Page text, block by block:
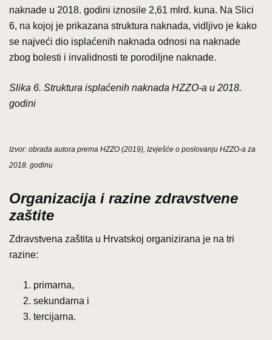
naknade u 2018. godini iznosile 2,61 mlrd. kuna. Na Slici
6, na kojoj je prikazana struktura naknada, vidljivo je kako
se najveći dio isplaćenih naknada odnosi na naknade
zbog bolesti i invalidnosti te porodiljne naknade.
Slika 6. Struktura isplaćenih naknada HZZO-a u 2018.
godini
Izvor: obrada autora prema HZZO (2019), Izvješće o poslovanju HZZO-a za
2018. godinu
Organizacija i razine zdravstvene
zaštite
Zdravstvena zaštita u Hrvatskoj organizirana je na tri
razine:
primarna,
sekundarna i
tercijarna.